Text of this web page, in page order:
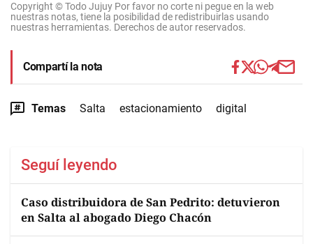
Copyright © Todo Jujuy Por favor no corte ni pegue en la web
nuestras notas, tiene la posibilidad de redistribuirlas usando
nuestras herramientas. Derechos de autor reservados.
Compartí la nota
Temas Salta estacionamiento digital
Seguí leyendo
Caso distribuidora de San Pedrito: detuvieron
en Salta al abogado Diego Chacón